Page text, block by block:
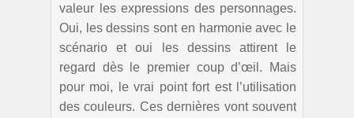
valeur les expressions des personnages.
Oui, les dessins sont en harmonie avec le
scénario et oui les dessins attirent le
regard dès le premier coup d’œil. Mais
pour moi, le vrai point fort est l’utilisation
des couleurs. Ces dernières vont souvent